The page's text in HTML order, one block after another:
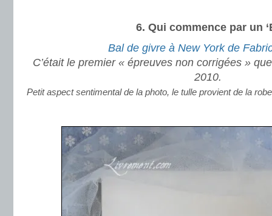
6. Qui commence par un
Bal de givre à New York de
C’était le premier « épreuves non corrigées »
2010.
Petit aspect sentimental de la photo, le tulle provient de la